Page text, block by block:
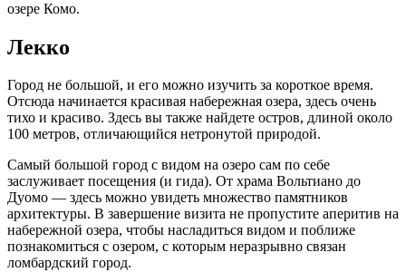
озере Комо.
Лекко
Город не большой, и его можно изучить за короткое время.
Отсюда начинается красивая набережная озера, здесь очень
тихо и красиво. Здесь вы также найдете остров, длиной около
100 метров, отличающийся нетронутой природой.
Самый большой город с видом на озеро сам по себе
заслуживает посещения (и гида). От храма Вольтиано до
Дуомо — здесь можно увидеть множество памятников
архитектуры. В завершение визита не пропустите аперитив на
набережной озера, чтобы насладиться видом и поближе
познакомиться с озером, с которым неразрывно связан
ломбардский город.